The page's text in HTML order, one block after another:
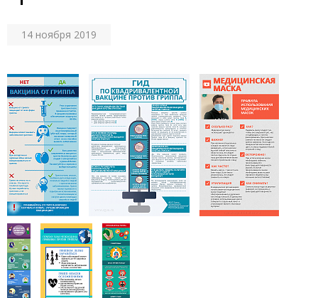
14 ноября 2019